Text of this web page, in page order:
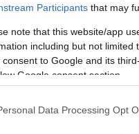
Participants that may
note that this website/app
including but not limited
consent to Google and its
Google consent section.
Data Processing Opt